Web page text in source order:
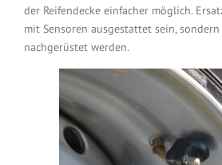
der Reifendecke einfacher möglich.
mit Sensoren ausgestattet sein,
nachgerüstet werden.